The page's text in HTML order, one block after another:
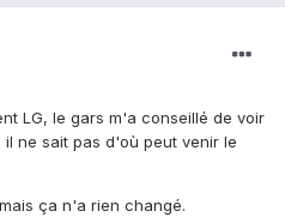
LG, le gars m'a conseillé de voir
il ne sait pas d'où peut venir le
ça n'a rien changé.